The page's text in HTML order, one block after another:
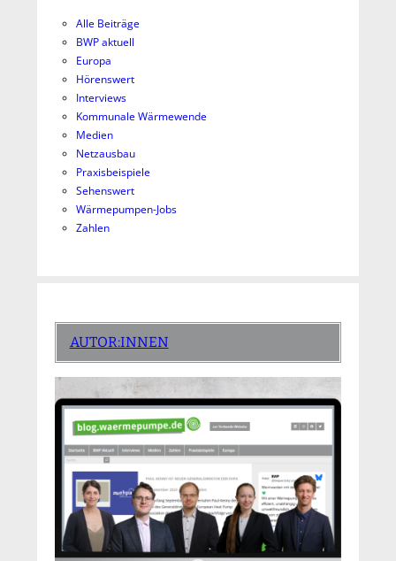
Alle Beiträge
BWP aktuell
Europa
Hörenswert
Interviews
Kommunale Wärmewende
Medien
Netzausbau
Praxisbeispiele
Sehenswert
Wärmepumpen-Jobs
Zahlen
AUTOR:INNEN